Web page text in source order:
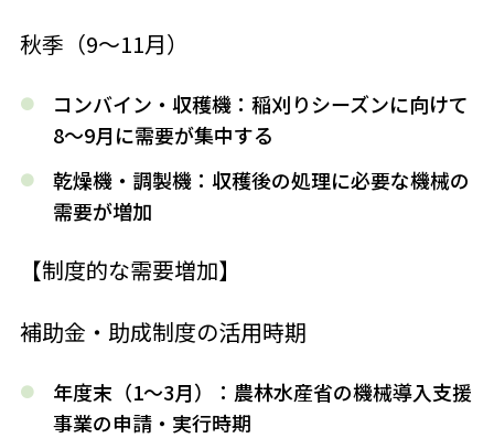
秋季（9～11月）
コンバイン・収穫機：稲刈りシーズンに向けて
8～9月に需要が集中する
乾燥機・調製機：収穫後の処理に必要な機械の
需要が増加
【制度的な需要増加】
補助金・助成制度の活用時期
年度末（1～3月）
：農林水産省の機械導入支援
事業の申請・実行時期